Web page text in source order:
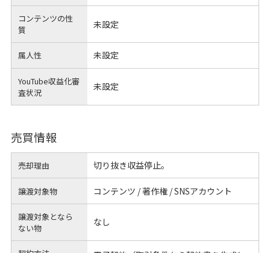
コンテンツの性
質
未設定
属人性 未設定
YouTube収益化審
査状況
未設定
売買情報
売却理由 切り抜き収益停止。
譲渡対象物 コンテンツ / 著作権 / SNSアカウント
譲渡対象となら
ない物
なし